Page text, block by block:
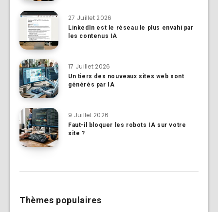
27 Juillet 2026
LinkedIn est le réseau le plus envahi par
les contenus IA
17 Juillet 2026
Un tiers des nouveaux sites web sont
générés par IA
9 Juillet 2026
Faut-il bloquer les robots IA sur votre
site ?
Thèmes populaires